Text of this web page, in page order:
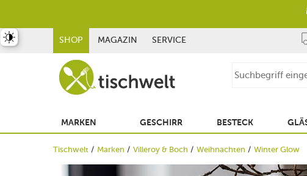
SHOP MAGAZIN SERVICE
MARKEN GESCHIRR BESTECK
Tischwelt Marken Villeroy & Boch Weihnachten Winter Glow
umschalten